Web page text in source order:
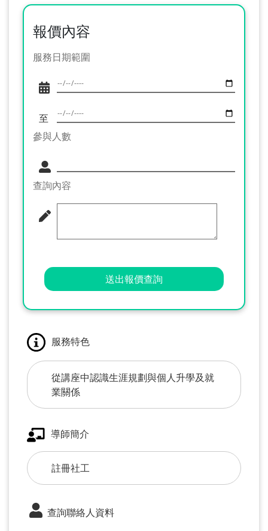
報價內容
服務日期範圍
至
參與人數
查詢內容
送出報價查詢
服務特色
從講座中認識生涯規劃與個人升學及就
業關係
導師簡介
註冊社工
查詢聯絡人資料